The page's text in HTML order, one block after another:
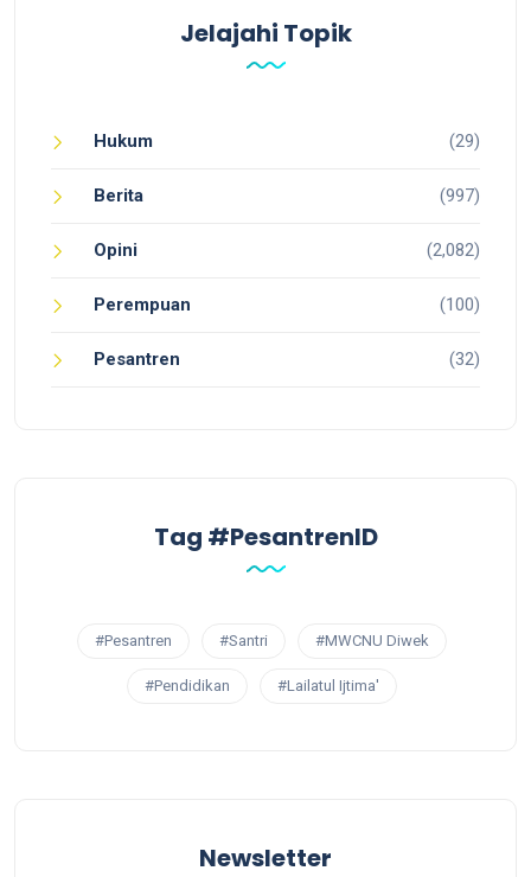
Jelajahi Topik
Hukum (29)
Berita (997)
Opini (2,082)
Perempuan (100)
Pesantren (32)
Tag #PesantrenID
#Pesantren #Santri #MWCNU Diwek
#Pendidikan #Lailatul Ijtima'
Newsletter